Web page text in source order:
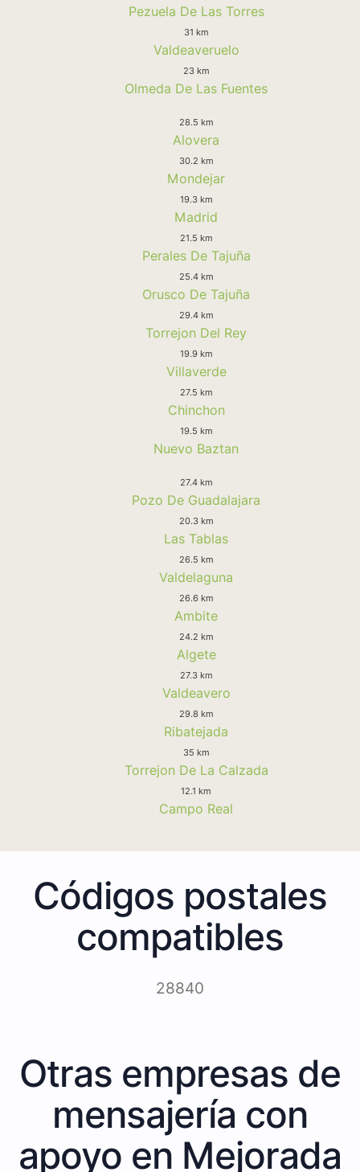
Pezuela De Las Torres
31 km
Valdeaveruelo
23 km
Olmeda De Las Fuentes
28.5 km
Alovera
30.2 km
Mondejar
19.3 km
Madrid
21.5 km
Perales De Tajuña
25.4 km
Orusco De Tajuña
29.4 km
Torrejon Del Rey
19.9 km
Villaverde
27.5 km
Chinchon
19.5 km
Nuevo Baztan
27.4 km
Pozo De Guadalajara
20.3 km
Las Tablas
26.5 km
Valdelaguna
26.6 km
Ambite
24.2 km
Algete
27.3 km
Valdeavero
29.8 km
Ribatejada
35 km
Torrejon De La Calzada
12.1 km
Campo Real
Códigos postales
compatibles
28840
Otras empresas de
mensajería con
apoyo en Mejorada